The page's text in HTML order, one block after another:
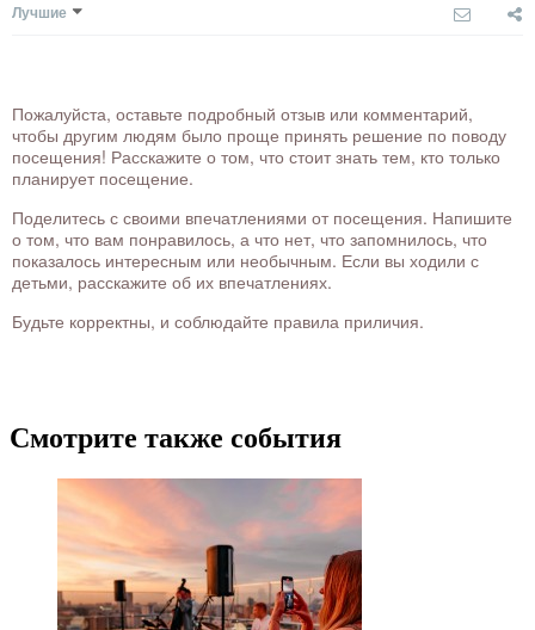
Лучшие
Пожалуйста, оставьте подробный отзыв или комментарий,
чтобы другим людям было проще принять решение по поводу
посещения! Расскажите о том, что стоит знать тем, кто только
планирует посещение.
Поделитесь с своими впечатлениями от посещения. Напишите
о том, что вам понравилось, а что нет, что запомнилось, что
показалось интересным или необычным. Если вы ходили с
детьми, расскажите об их впечатлениях.
Будьте корректны, и соблюдайте правила приличия.
Смотрите также события